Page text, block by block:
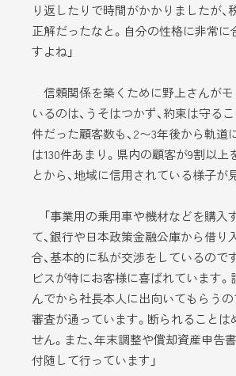
り返したりで時間がかかりましたが、
正解だったなと。自分の性格に非常
すよね」
信頼関係を築くために野上さんが
いるのは、うそはつかず、約束は守る
件だった顧客数も、2〜3年後から軌道
は130件あまり。県内の顧客が9割以上
とから、地域に信用されている様子が
「事業用の乗用車や機材などを購入
て、銀行や日本政策金融公庫から借り
合、基本的に私が交渉をしているので
ビスが特にお客様に喜ばれています
んでから社長本人に出向いてもらうの
審査が通っています。断られることは
せん。また、年末調整や償却資産申告
付随して行っています」